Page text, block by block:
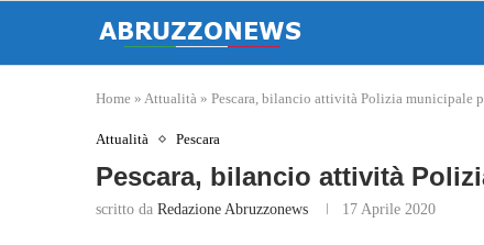
Home » Attualità » Pescara, bilancio attività Polizia municipale
Attualità Pescara
Pescara, bilancio attività
scritto da Redazione Abruzzonews 17 Aprile 2020